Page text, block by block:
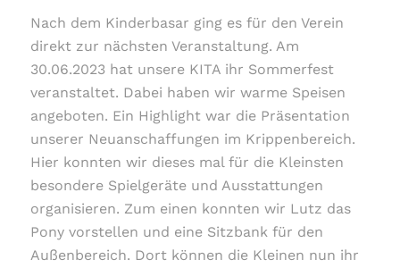
Nach dem Kinderbasar ging es für den Verein
direkt zur nächsten Veranstaltung. Am
30.06.2023 hat unsere KITA ihr Sommerfest
veranstaltet. Dabei haben wir warme Speisen
angeboten. Ein Highlight war die Präsentation
unserer Neuanschaffungen im Krippenbereich.
Hier konnten wir dieses mal für die Kleinsten
besondere Spielgeräte und Ausstattungen
organisieren. Zum einen konnten wir Lutz das
Pony vorstellen und eine Sitzbank für den
Außenbereich. Dort können die Kleinen nun ihr